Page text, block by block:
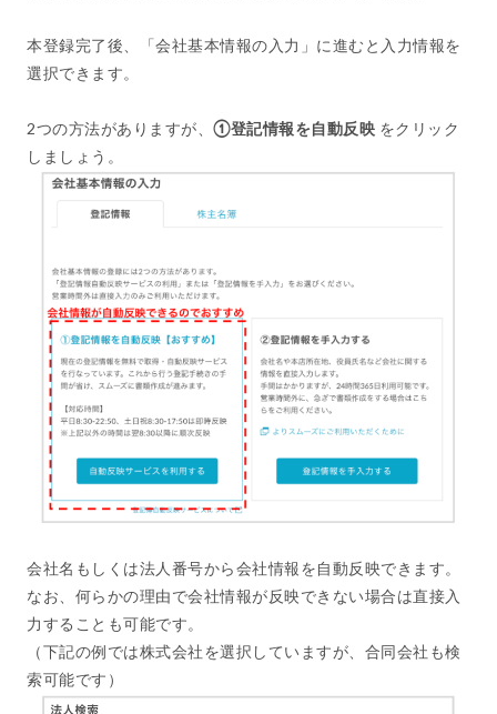
本登録完了後、「会社基本情報の入力」に進むと入力情報を
選択できます。
2つの方法がありますが、 ①登記情報を自動反映 をクリック
しましょう。
会社名もしくは法人番号から会社情報を自動反映できます。
なお、何らかの理由で会社情報が反映できない場合は直接入
力することも可能です。
（下記の例では株式会社を選択していますが、合同会社も検
索可能です）